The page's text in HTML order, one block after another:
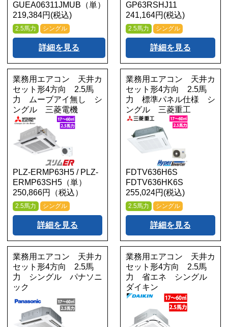
GUEA06311JMUB（単）
219,384円(税込)
2.5馬力 シングル
詳細を見る
GP63RSHJ11
241,164円(税込)
2.5馬力 シングル
詳細を見る
業務用エアコン 天井カ
セット形4方向 2.5馬
力 ムーブアイ無し シ
ングル 三菱電機
PLZ-ERMP63H5 / PLZ-
ERMP63SH5（単）
250,866円（税込）
2.5馬力 シングル
詳細を見る
業務用エアコン 天井カ
セット形4方向 2.5馬
力 標準パネル仕様 シ
ングル 三菱重工
FDTV636H6S
FDTV636HK6S
255,024円(税込)
2.5馬力 シングル
詳細を見る
業務用エアコン 天井カ
セット形4方向 2.5馬
力 シングル パナソニ
ック
業務用エアコン 天井カ
セット形4方向 2.5馬
力 省エネ シングル
ダイキン